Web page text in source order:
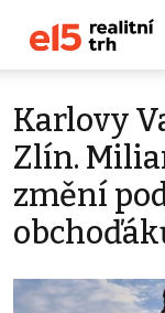
Karlovy
Zlín.
změní